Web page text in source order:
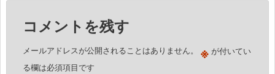
コメントを残す
メールアドレスが公開されることはありません。 ※ が付いてい
る欄は必須項目です